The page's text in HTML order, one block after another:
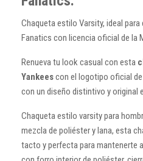
Chaqueta estilo Varsity, ideal para
Fanatics con licencia oficial de la
Renueva tu look casual con esta
Yankeescon el logotipo oficial
con un diseño distintivo y original
Chaqueta estilo varsity para
mezcla de poliéster y lana, esta
tacto y perfecta para mantenerte